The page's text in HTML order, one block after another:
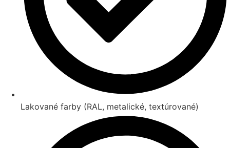
Lakované farby (RAL, metalické, textúrované)